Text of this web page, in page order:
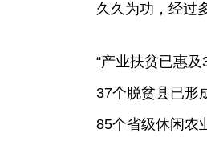
久久为功，经过
“产业扶贫已惠
37个脱贫县已形
85个省级休闲农